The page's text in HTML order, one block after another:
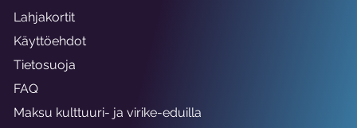
Lahjakortit
Käyttöehdot
Tietosuoja
FAQ
Maksu kulttuuri- ja virike-eduilla